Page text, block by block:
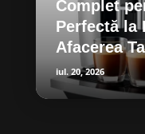
Complet
Perfectă la
Afacerea Ta
iul. 20, 2026